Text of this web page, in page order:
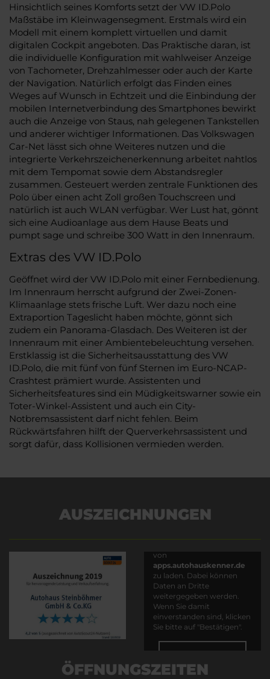
Hinsichtlich seines Komforts setzt der VW ID.Polo
Maßstäbe im Kleinwagensegment. Erstmals wird ein
Modell mit einem komplett virtuellen und damit
digitalen Cockpit angeboten. Das Praktische daran, ist
die individuelle Konfiguration mit wahlweiser Anzeige
von Tachometer, Drehzahlmesser oder auch der Karte
der Navigation. Natürlich erfolgt das Finden eines
Weges auf Wunsch in Echtzeit und die Einbindung der
mobilen Internetverbindung des Smartphones bewirkt
auch die Anzeige von Staus, nah gelegenen Tankstellen
und anderer wichtiger Informationen. Das Volkswagen
Car-Net lässt sich ohne Weiteres nutzen und die
integrierte Verkehrszeichenerkennung arbeitet nahtlos
mit dem Tempomat sowie dem Abstandsregler
zusammen. Gesteuert werden zentrale Funktionen des
Polo über einen acht Zoll großen Touchscreen und
natürlich ist auch WLAN verfügbar. Wer Lust hat, gönnt
sich eine Audioanlage aus dem Hause Beats und
pumpt sage und schreibe 300 Watt in den Innenraum.
Extras des VW ID.Polo
Geöffnet wird der VW ID.Polo mit einer Fernbedienung.
Im Innenraum herrscht aufgrund der Zwei-Zonen-
Klimaanlage stets frische Luft. Wer dazu noch eine
Extraportion Tageslicht haben möchte, gönnt sich
zudem ein Panorama-Glasdach. Des Weiteren ist der
Innenraum mit einer Ambientebeleuchtung versehen.
Erstklassig ist die Sicherheitsausstattung des VW
ID.Polo, die mit fünf von fünf Sternen im Euro-NCAP-
Crashtest prämiert wurde. Assistenten und
Sicherheitsfeatures sind ein Müdigkeitswarner sowie ein
Toter-Winkel-Assistent und auch ein City-
Notbremsassistent darf nicht fehlen. Beim
Rückwärtsfahren hilft der Querverkehrsassistent und
sorgt dafür, dass Kollisionen vermieden werden.
AUSZEICHNUNGEN
von
apps.autohauskenner.de
zu laden. Dabei können
Daten an Dritte
weitergegeben werden.
Wenn Sie damit
einverstanden sind, klicken
Sie bitte auf "Bestätigen".
ÖFFNUNGSZEITEN